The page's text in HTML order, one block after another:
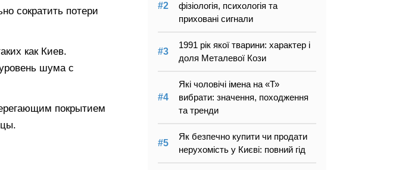
сократить потери
как Киев.
шума с
покрытием
фізіологія, психологія та
приховані сигнали
1991 рік якої тварини: характер і
доля Металевої Кози
Які чоловічі імена на «Т»
вибрати: значення, походження
та тренди
Як безпечно купити чи продати
нерухомість у Києві: повний гід